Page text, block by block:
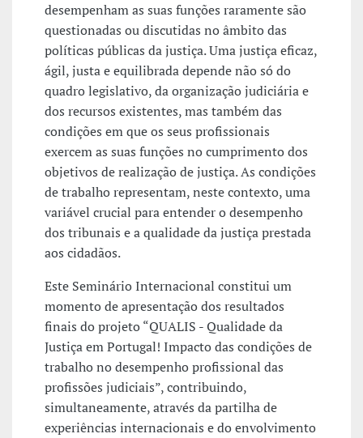
desempenham as suas funções raramente são
questionadas ou discutidas no âmbito das
políticas públicas da justiça. Uma justiça eficaz,
ágil, justa e equilibrada depende não só do
quadro legislativo, da organização judiciária e
dos recursos existentes, mas também das
condições em que os seus profissionais
exercem as suas funções no cumprimento dos
objetivos de realização de justiça. As condições
de trabalho representam, neste contexto, uma
variável crucial para entender o desempenho
dos tribunais e a qualidade da justiça prestada
aos cidadãos.
Este Seminário Internacional constitui um
momento de apresentação dos resultados
finais do projeto “QUALIS - Qualidade da
Justiça em Portugal! Impacto das condições de
trabalho no desempenho profissional das
profissões judiciais”, contribuindo,
simultaneamente, através da partilha de
experiências internacionais e do envolvimento